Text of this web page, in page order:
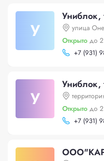
У
улица
Открыто до
+7 (931)
У
Униблок,
Открыто до
+7 (931)